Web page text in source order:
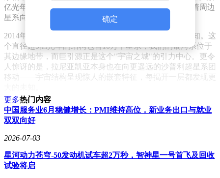
亿光年的星系密集区，如同宇宙中的"引力深渊"，吸引着周边
星系向其汇聚。
2014年公布的拉尼亚凯亚超星系团地图进一步刷新了认知。这
个直径超5亿光年的结构包含10万个星系，我们的银河系位于
其边缘地带，而巨引源正是这个"宇宙之城"的引力中心。更令
人惊讶的是，拉尼亚凯亚本身也在向更遥远的沙普利超星系团
移动——宇宙结构呈现惊人的嵌套特征，每揭开一层都发现更
尽管被巨引源吸引，人类却永远无法抵达这个目的地。1998年
发现的暗能量正在加速宇宙膨胀，其产生的斥力在大尺度上超
越了引力。这就像在不断延长的传送带上奔跑，虽然我们朝着
目标前进，但空间本身的膨胀速度更快。最终，银河系将与周
面对这些宏大的宇宙图景，有人质疑其现实意义。然而，从
确定
更多热门内容
中国服务业6月稳健增长：PMI维持高位，新业务出口与就业
双双向好
2026-07-03
星河动力苍穹-50发动机试车超2万秒，智神星一号首飞及回收
试验将启